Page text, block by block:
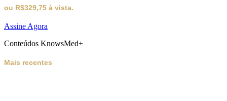
ou R$329,75 à vista.
Assine Agora
Conteúdos KnowsMed+
Mais recentes